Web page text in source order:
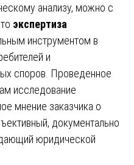
анализу, можно с
экспертиза
инструментом в
и
споров. Проведенное
исследование
мнение заказчика о
документально
юридической